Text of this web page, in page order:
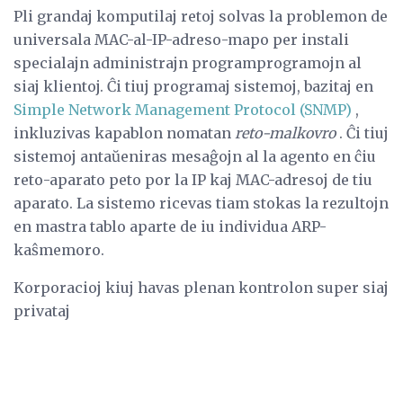
Pli grandaj komputilaj retoj solvas la problemon de
universala MAC-al-IP-adreso-mapo per instali
specialajn administrajn programprogramojn al
siaj klientoj. Ĉi tiuj programaj sistemoj, bazitaj en
Simple Network Management Protocol (SNMP) ,
inkluzivas kapablon nomatan reto-malkovro. Ĉi tiuj
sistemoj antaŭeniras mesaĝojn al la agento en ĉiu
reto-aparato peto por la IP kaj MAC-adresoj de tiu
aparato. La sistemo ricevas tiam stokas la rezultojn
en mastra tablo aparte de iu individua ARP-
kaŝmemoro.
Korporacioj kiuj havas plenan kontrolon super siaj
privataj